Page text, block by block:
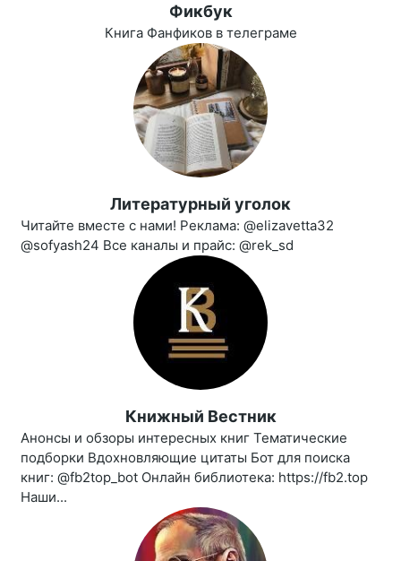
Фикбук
Книга Фанфиков в телеграме
Литературный уголок
Читайте вместе с нами! Реклама: @elizavetta32
@sofyash24 Все каналы и прайс: @rek_sd
Книжный Вестник
Анонсы и обзоры интересных книг Тематические
подборки Вдохновляющие цитаты Бот для поиска
книг: @fb2top_bot Онлайн библиотека: https://fb2.top
Наши...